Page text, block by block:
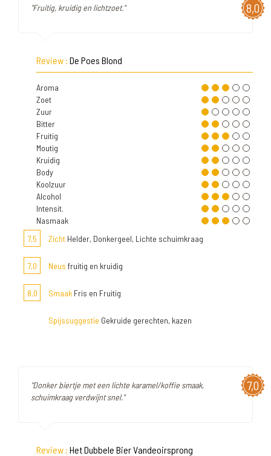
8,0
"Fruitig, kruidig en lichtzoet."
Review : De Poes Blond
Aroma
Zoet
Zuur
Bitter
Fruitig
Moutig
Kruidig
Body
Koolzuur
Alcohol
Intensit.
Nasmaak
7,5
Zicht Helder, Donkergeel, Lichte schuimkraag
7,0 Neus fruitig en kruidig
8,0 Smaak Fris en Fruitig
Spijssuggestie Gekruide gerechten, kazen
7,0
"Donker biertje met een lichte karamel/koffie smaak,
schuimkraag verdwijnt snel."
Review : Het Dubbele Bier Vandeoirsprong